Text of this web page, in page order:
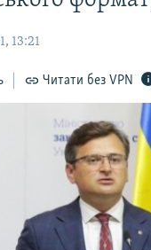
13:21
Читати без VPN